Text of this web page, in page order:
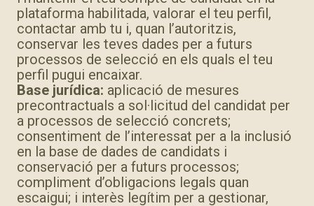
plataforma habilitada, valorar el teu perfil,
contactar amb tu i, quan l’autoritzis,
conservar les teves dades per a futurs
processos de selecció en els quals el teu
perfil pugui encaixar.
Base jurídica: aplicació de mesures
precontractuals a sol·licitud del candidat per
a processos de selecció concrets;
consentiment de l’interessat per a la inclusió
en la base de dades de candidats i
conservació per a futurs processos;
compliment d’obligacions legals quan
escaigui; i interès legítim per a gestionar,